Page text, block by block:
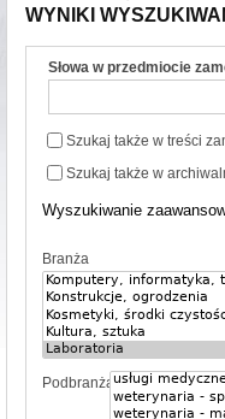
WYNIKI
Słowa w przedmiocie
Szukaj także w treści
Szukaj także w
Wyszukiwanie
Branża
Podbranża